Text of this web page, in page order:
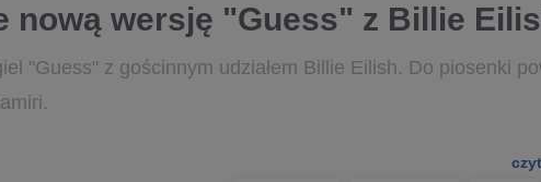
nową wersję "Guess" z Billie
"Guess" z gościnnym udziałem Billie Eilish. Do piosenki